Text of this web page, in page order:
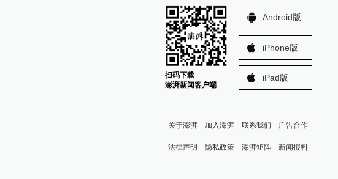
扫码下载
澎湃新闻客户端
Android版
iPhone版
iPad版
关于澎湃 加入澎湃 联系我们 广告合作
法律声明 隐私政策 澎湃矩阵 新闻报料